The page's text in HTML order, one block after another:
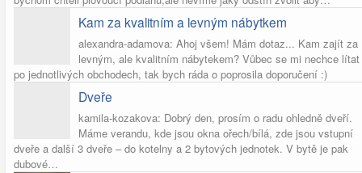
Kam za kvalitním a levným nábytkem
alexandra-adamova: Ahoj všem! Mám dotaz... Kam zajít za
levným, ale kvalitním nábytekem? Vůbec se mi nechce lítat
po jednotlivých obchodech, tak bych ráda o poprosila doporučení :)
Dveře
kamila-kozakova: Dobrý den, prosím o radu ohledně dveří.
Máme verandu, kde jsou okna ořech/bílá, zde jsou vstupní
dveře a další 3 dveře – do kotelny a 2 bytových jednotek. V bytě je pak
dubové…